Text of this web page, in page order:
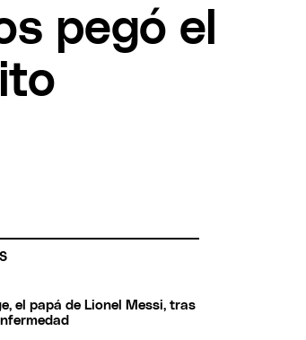
pegó el
el papá de Lionel Messi, tras